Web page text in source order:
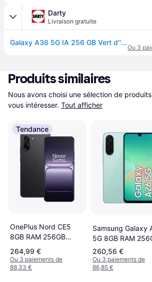
Darty
Livraison gratuite
Galaxy A36 5G IA 256 GB Vert d''eau
Ou 3
Produits similaires
Nous avons choisi une sélection de
vous intéresser. Tout afficher
Tendance
OnePlus Nord CE5
8GB RAM 256GB
Black Infinity
264,99 €
Ou 3 paiements de
88,33 €
Samsung Galaxy
5G 8GB RAM
Awesome Mint
260,56 €
Ou 3 paiements de
86,85 €